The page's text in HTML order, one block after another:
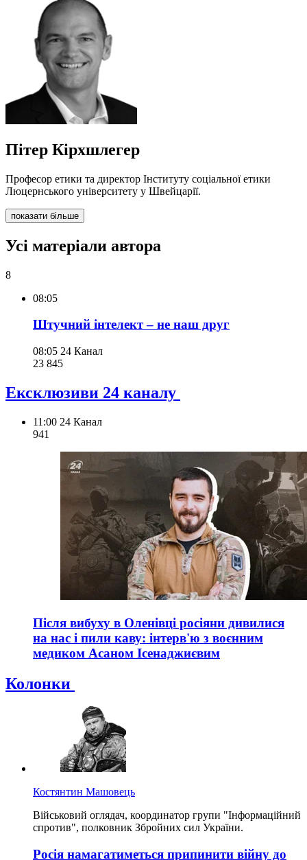
Пітер Кірхшлегер
Професор етики та директор Інституту соціальної етики
Люцернського університету у Швейцарії.
показати більше
Усі матеріали автора
8
08:05
Штучний інтелект – не наш друг
08:05 24 Канал
23 845
Ексклюзиви 24 каналу
11:00 24 Канал
941
Після вибуху в Оленівці росіяни дивилися
на нас і пили каву: інтерв'ю з воєнним
медиком Асаном Ісенаджиєвим
Колонки
Костянтин Машовець
Військовий оглядач, координатор групи "Інформаційний
спротив", полковник Збройних сил України.
Росія намагатиметься припинити війну до